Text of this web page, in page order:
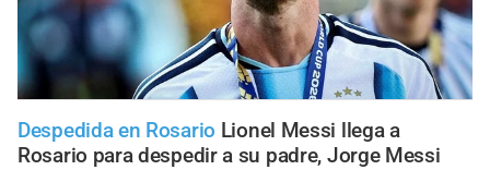
Despedida en Rosario Lionel Messi llega a
Rosario para despedir a su padre, Jorge Messi